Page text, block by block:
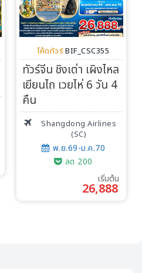
โค้ดทัวร์ BIF_CSC355
ทัวร์จีน ชิงเต่า เผิงไหล
เยียนไถ เวยไห่ 6 วัน 4
คืน
Shangdong Airlines
(SC)
พ.ย.69-ม.ค.70
ลด 200
เริ่มต้น
26,888